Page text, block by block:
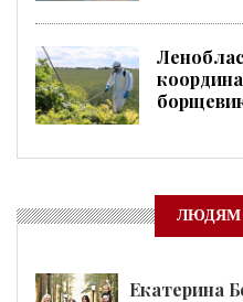
ЛЮДЯМ
Екатерина